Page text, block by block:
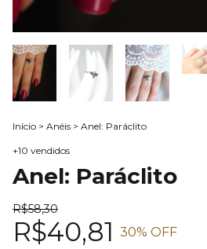
Início > Anéis > Anel: Paráclito
+10 vendidos
Anel: Paráclito
R$58,30
R$40,81 30% OFF